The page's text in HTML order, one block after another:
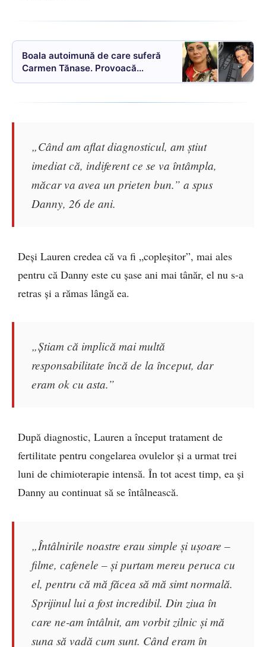
Boala autoimună de care suferă
Carmen Tănase. Provoacă
depresii severe, cancer și
kilograme, ce să mai zic”
„Când am aflat diagnosticul, am știut
imediat că, indiferent ce se va întâmpla,
măcar va avea un prieten bun.” a spus
Danny, 26 de ani.
Deși Lauren credea că va fi „copleșitor”, mai ales
pentru că Danny este cu șase ani mai tânăr, el nu s-a
retras și a rămas lângă ea.
„Știam că implică mai multă
responsabilitate încă de la început, dar
eram ok cu asta.”
După diagnostic, Lauren a început tratament de
fertilitate pentru congelarea ovulelor și a urmat trei
luni de chimioterapie intensă. În tot acest timp, ea și
Danny au continuat să se întâlnească.
„Întâlnirile noastre erau simple și ușoare –
filme, cafenele – și purtam mereu peruca cu
el, pentru că mă făcea să mă simt normală.
Sprijinul lui a fost incredibil. Din ziua în
care ne-am întâlnit, am vorbit zilnic și mă
suna să vadă cum sunt. Când eram în